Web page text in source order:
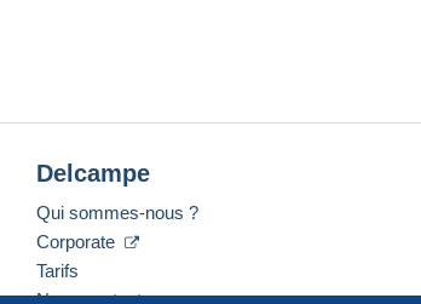
Delcampe
Qui sommes-nous ?
Corporate
Tarifs
Nous contacter